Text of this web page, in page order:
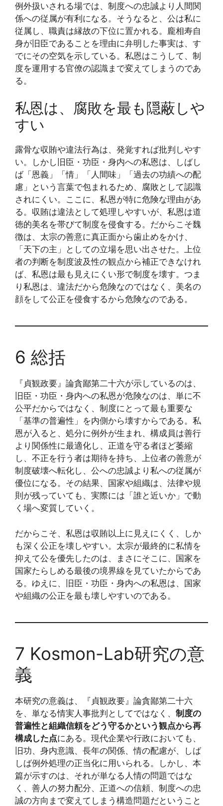
例外扱いされる場では、制度への忠誠より人間関
係への従属が有利になる。そうなると、公は私に
従属し、職責は縁故の下位に置かれる。龐相寿自
身が旧臣であることを理由に弁明した事実は、す
でにその空気を示している。私恩はこうして、制
度を運用する官僚の認識まで変えてしまうのであ
る。
私恩は、腐敗を最も隠蔽しや
すい
露骨な収賄や違法行為は、発覚すれば批判しやす
い。しかし旧臣・功臣・身内への私恩は、しばし
ば「恩義」「情」「人間味」「過去の功績への配
慮」という言葉で包まれるため、腐敗として認識
されにくい。ここに、私恩が特に危険な理由があ
る。収賄は違法として処理しやすいが、私恩は道
徳的美名を帯びて制度を侵食する。だからこそ魏
徴は、太宗の善意に真正面から歯止めをかけ、
「天下の主」としての立場を思い出させた。上位
者の判断を制度波及性の観点から補正できなけれ
ば、私恩は最も見えにくい形で制度を壊す。つま
り私恩は、違法だから危険なのではなく、美名の
顔をして公正を侵食するから危険なのである。
6 総括
『貞観政要』論貪鄙第二十六が示しているのは、
旧臣・功臣・身内への私恩が危険なのは、単に不
公平だからではなく、制度にとって最も重要な
「基準の普遍性」を内側から壊すからである。私
恩が入ると、処分に例外が生まれ、構成員は善行
より関係性に最適化し、正道を守る者ほど萎縮
し、不正を行う者は期待を持ち、上位者の善意が
制度破壊へ転化し、公への忠誠より私への従属が
優位になる。その結果、国家や組織は、法律や規
則が残っていても、実際には「誰と近いか」で動
く場へ変質していく。
だからこそ、私恩は収賄以上に見えにくく、しか
も深く公正を壊しやすい。太宗が最終的に私情を
抑えて公を優先したのは、まさにそこに、国家を
国家たらしめる最後の境界線を見ていたからであ
る。ゆえに、旧臣・功臣・身内への私恩は、国家
や組織の公正を最も壊しやすいのである。
7 Kosmon-Lab研究の意
義
本研究の意義は、『貞観政要』論貪鄙第二十六
を、単なる情実人事批判としてではなく、 制度の
普遍性と組織信頼をどう守るかという観点から再
構成した点にある。現代企業や行政においても、
旧功、身内意識、長年の関係、情の配慮が、しば
しば例外処理の正当化に用いられる。しかし、本
篇が示すのは、それが単なる人情の問題ではな
く、善人の努力配分、正道への信頼、制度への忠
誠の方向まで変えてしまう構造問題だということ